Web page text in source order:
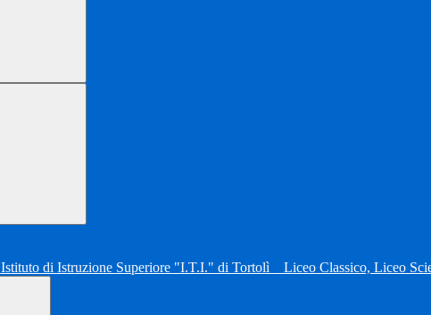
Istituto di Istruzione Superiore "I.T.I." di Tortolì Liceo Classico, Liceo